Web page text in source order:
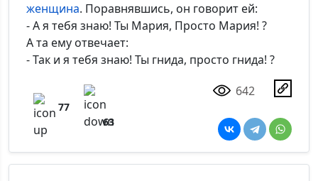
женщина. Поравнявшись, он говорит ей:
- А я тебя знаю! Ты Мария, Просто Мария! ?
А та ему отвечает:
- Так и я тебя знаю! Ты гнида, просто гнида! ?
77
63
642